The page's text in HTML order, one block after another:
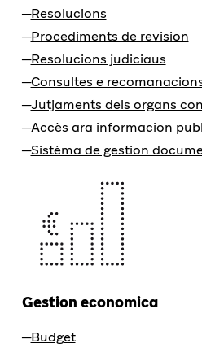
Resolucions
Procediments de revision
Resolucions judiciaus
Consultes e
Jutjaments dels organs
Accès ara informacion
Sistèma de gestion
Gestion economica
Budget